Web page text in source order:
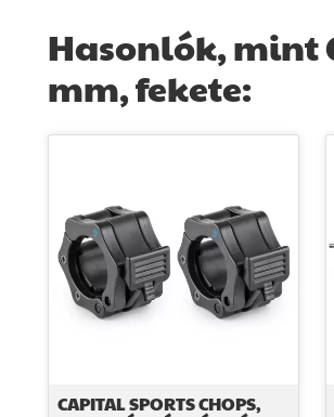
Hasonlók, mint
mm, fekete:
CAPITAL SPORTS CHOPS,